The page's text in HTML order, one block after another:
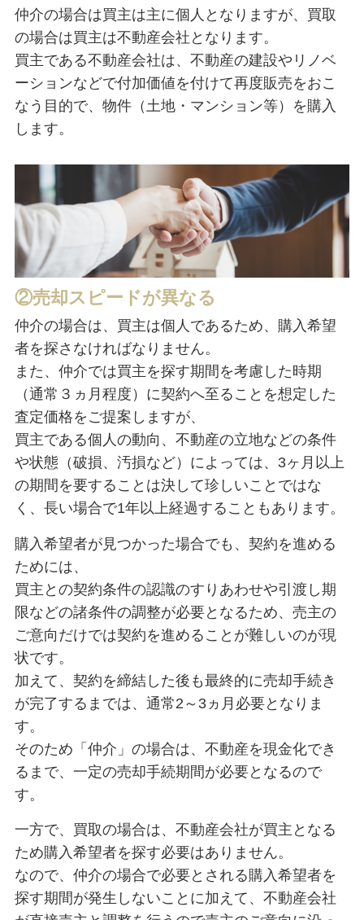
仲介の場合は買主は主に個人となりますが、買取
の場合は買主は不動産会社となります。
買主である不動産会社は、不動産の建設やリノベ
ーションなどで付加価値を付けて再度販売をおこ
なう目的で、物件（土地・マンション等）を購入
します。
②売却スピードが異なる
仲介の場合は、買主は個人であるため、購入希望
者を探さなければなりません。
また、仲介では買主を探す期間を考慮した時期
（通常３ヵ月程度）に契約へ至ることを想定した
査定価格をご提案しますが、
買主である個人の動向、不動産の立地などの条件
や状態（破損、汚損など）によっては、3ヶ月以上
の期間を要することは決して珍しいことではな
く、長い場合で1年以上経過することもあります。
購入希望者が見つかった場合でも、契約を進める
ためには、
買主との契約条件の認識のすりあわせや引渡し期
限などの諸条件の調整が必要となるため、売主の
ご意向だけでは契約を進めることが難しいのが現
状です。
加えて、契約を締結した後も最終的に売却手続き
が完了するまでは、通常2～3ヵ月必要となりま
す。
そのため「仲介」の場合は、不動産を現金化でき
るまで、一定の売却手続期間が必要となるので
す。
一方で、買取の場合は、不動産会社が買主となる
ため購入希望者を探す必要はありません。
なので、仲介の場合で必要とされる購入希望者を
探す期間が発生しないことに加えて、不動産会社